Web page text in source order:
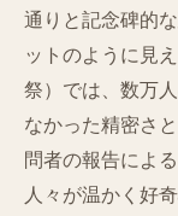
通りと記念碑的
ットのように見
祭）では、数万
なかった精密さ
問者の報告によ
人々が温かく好